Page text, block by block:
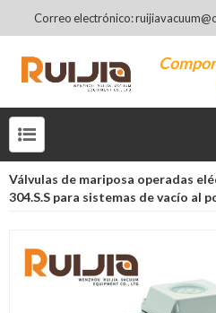
Correo electrónico:
Válvulas de mariposa operadas
304.S.S para sistemas de vacío al